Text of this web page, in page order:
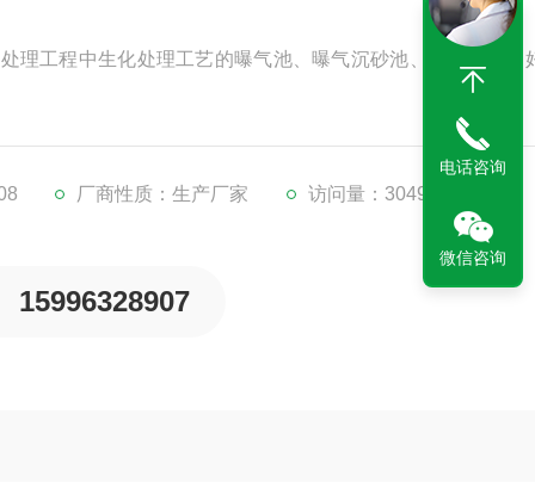
理工程中生化处理工艺的曝气池、曝气沉砂池、预曝气池、
厂商性质：生产厂家 访问量：3049
15996328907
电话咨询
微信咨询